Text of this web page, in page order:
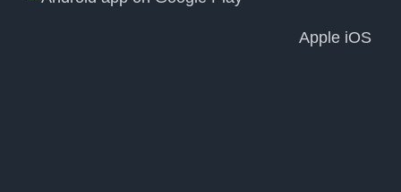
Apple iOS